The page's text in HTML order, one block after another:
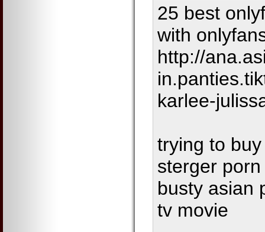
25 best
with
http://
karlee-
trying to
sterger
busty asian
tv movie